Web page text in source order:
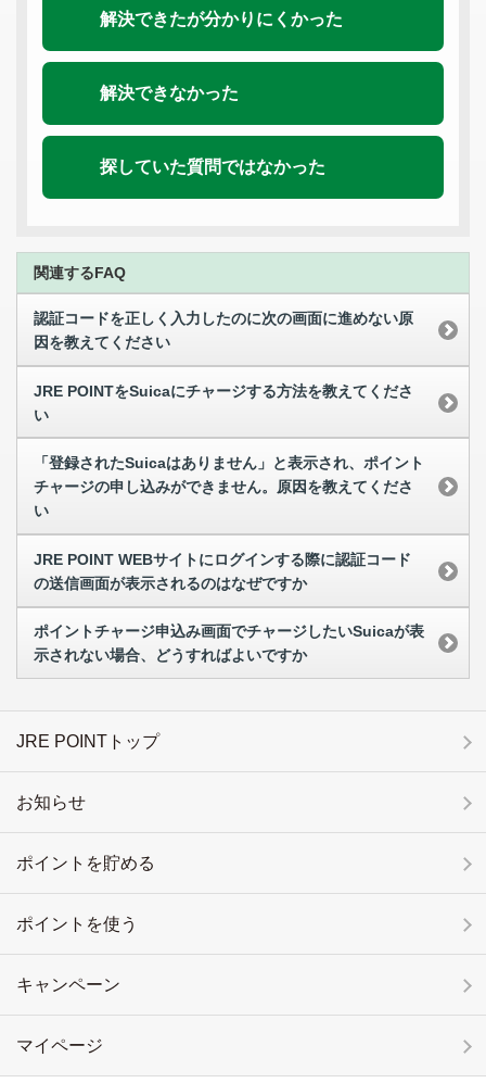
解決できたが分かりにくかった
解決できなかった
探していた質問ではなかった
関連するFAQ
認証コードを正しく入力したのに次の画面に進めない原
因を教えてください
JRE POINTをSuicaにチャージする方法を教えてくださ
い
「登録されたSuicaはありません」と表示され、ポイント
チャージの申し込みができません。原因を教えてくださ
い
JRE POINT WEBサイトにログインする際に認証コード
の送信画面が表示されるのはなぜですか
ポイントチャージ申込み画面でチャージしたいSuicaが表
示されない場合、どうすればよいですか
JRE POINTトップ
お知らせ
ポイントを貯める
ポイントを使う
キャンペーン
マイページ